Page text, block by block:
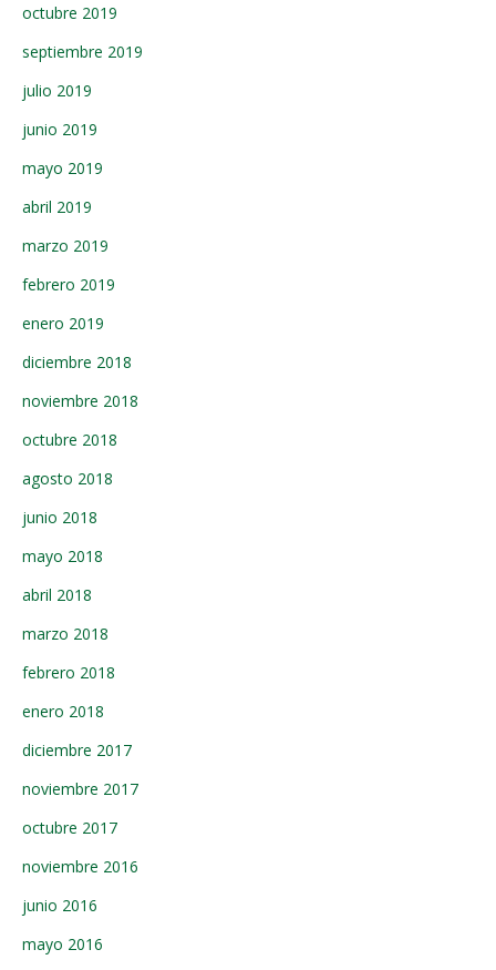
octubre 2019
septiembre 2019
julio 2019
junio 2019
mayo 2019
abril 2019
marzo 2019
febrero 2019
enero 2019
diciembre 2018
noviembre 2018
octubre 2018
agosto 2018
junio 2018
mayo 2018
abril 2018
marzo 2018
febrero 2018
enero 2018
diciembre 2017
noviembre 2017
octubre 2017
noviembre 2016
junio 2016
mayo 2016